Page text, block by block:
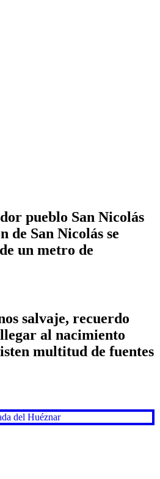
pueblo San Nicolás
de San Nicolás se
un metro de
salvaje, recuerdo
al nacimiento
multitud de fuentes